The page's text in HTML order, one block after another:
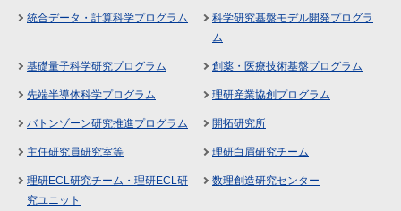
統合データ・計算科学プログラム
科学研究基盤モデル開発プログラ
ム
基礎量子科学研究プログラム 創薬・医療技術基盤プログラム
先端半導体科学プログラム 理研産業協創プログラム
バトンゾーン研究推進プログラム 開拓研究所
主任研究員研究室等 理研白眉研究チーム
理研ECL研究チーム・理研ECL研
究ユニット
数理創造研究センター